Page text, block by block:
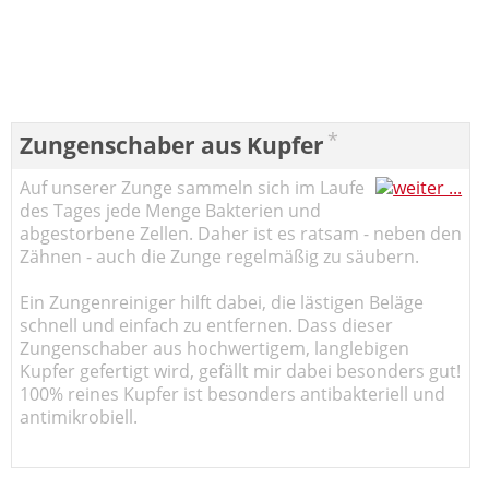
Zungenschaber aus Kupfer *
Auf unserer Zunge sammeln sich im Laufe
des Tages jede Menge Bakterien und
abgestorbene Zellen. Daher ist es ratsam - neben den
Zähnen - auch die Zunge regelmäßig zu säubern.
Ein Zungenreiniger hilft dabei, die lästigen Beläge
schnell und einfach zu entfernen. Dass dieser
Zungenschaber aus hochwertigem, langlebigen
Kupfer gefertigt wird, gefällt mir dabei besonders gut!
100% reines Kupfer ist besonders antibakteriell und
antimikrobiell.